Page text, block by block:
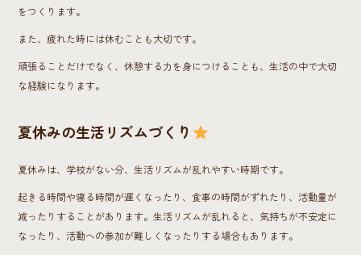
をつくります。
また、疲れた時には休むことも大切です。
頑張ることだけでなく、休憩する力を身につけることも、生活の中で大切
な経験になります。
夏休みの生活リズムづくり
夏休みは、学校がない分、生活リズムが乱れやすい時期です。
起きる時間や寝る時間が遅くなったり、食事の時間がずれたり、活動量が
減ったりすることがあります。生活リズムが乱れると、気持ちが不安定に
なったり、活動への参加が難しくなったりする場合もあります。